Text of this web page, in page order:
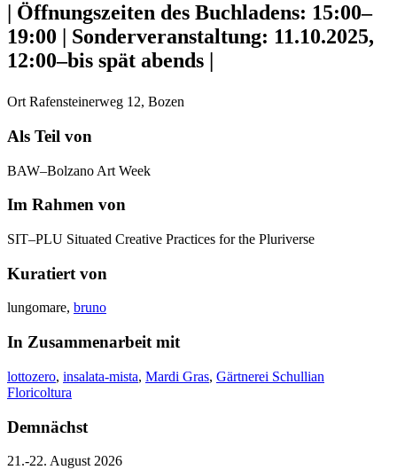
| Öffnungszeiten des Buchladens: 15:00–
19:00 | Sonderveranstaltung: 11.10.2025,
12:00–bis spät abends |
Ort Rafensteinerweg 12, Bozen
Als Teil von
BAW–Bolzano Art Week
Im Rahmen von
SIT–PLU Situated Creative Practices for the Pluriverse
Kuratiert von
lungomare, bruno
In Zusammenarbeit mit
lottozero, insalata-mista, Mardi Gras, Gärtnerei Schullian
Floricoltura
Demnächst
21.-22. August 2026